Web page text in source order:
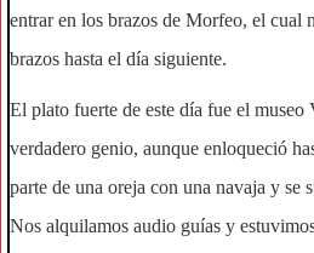
entrar en los brazos de Morfeo, el cual
brazos hasta el día siguiente.
El plato fuerte de este día fue el
verdadero genio, aunque enloqueció
parte de una oreja con una navaja y se
Nos alquilamos audio guías y